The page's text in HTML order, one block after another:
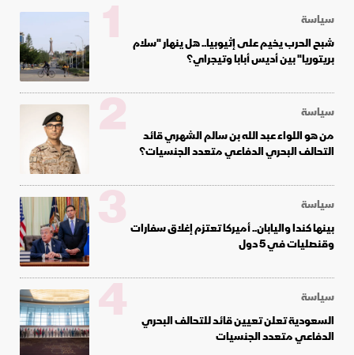
سياسة
شبح الحرب يخيم على إثيوبيا.. هل ينهار "سلام
بريتوريا" بين أديس أبابا وتيجراي؟
1
سياسة
من هو اللواء عبد الله بن سالم الشهري قائد
التحالف البحري الدفاعي متعدد الجنسيات؟
2
سياسة
بينها كندا واليابان.. أميركا تعتزم إغلاق سفارات
وقنصليات في 5 دول
3
سياسة
السعودية تعلن تعيين قائد للتحالف البحري
الدفاعي متعدد الجنسيات
4